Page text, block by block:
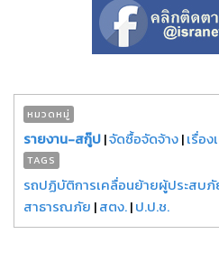
หมวดหมู่
รายงาน-สกู๊ป|จัดซื้อจัดจ้าง|เรื่อ
TAGS
รถปฏิบัติการเคลื่อนย้ายผู้ประสบภั
สาธารณภัย |สตง.|ป.ป.ช.